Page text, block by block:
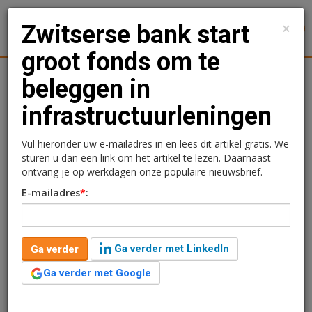
Nieuws Achtergronden
Zwitserse bank start
groot fonds om te
beleggen in
infrastructuurleningen
Rogier Hentenaar
23 maart 2018 om 09:10
8 jaar geleden aangepast
1 minuut leestijd
De Zwitserse assetmanager UBS Asset Management
×
Zwitserse bank start
groot fonds om te
beleggen in
infrastructuurleningen
Vul hieronder uw e-mailadres in en lees dit artikel gratis. We
sturen u dan een link om het artikel te lezen. Daarnaast
ontvang je op werkdagen onze populaire nieuwsbrief.
E-mailadres*:
Ga verder
Ga verder met LinkedIn
Ga verder met Google